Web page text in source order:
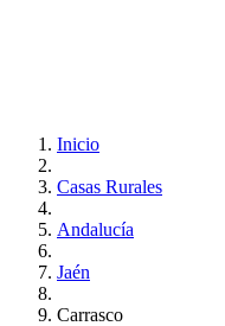
Inicio
Casas Rurales
Andalucía
Jaén
Carrasco